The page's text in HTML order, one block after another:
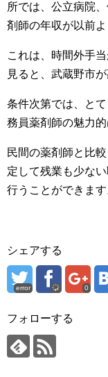
所では、公立病院
剤師の年収が以前
これは、時間外手
見ると、武蔵野市
条件次第では、と
務員薬剤師の魅力的
民間の薬剤師と比
定して残業も少な
行うことができます
シェアする
error 0
フォローする